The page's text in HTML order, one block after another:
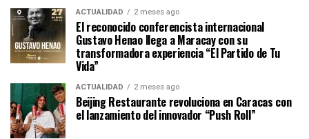
ACTUALIDAD 2 meses ago
El reconocido conferencista internacional
Gustavo Henao llega a Maracay con su
transformadora experiencia “El Partido de Tu
Vida”
ACTUALIDAD 2 meses ago
Beijing Restaurante revoluciona en Caracas con
el lanzamiento del innovador “Push Roll”